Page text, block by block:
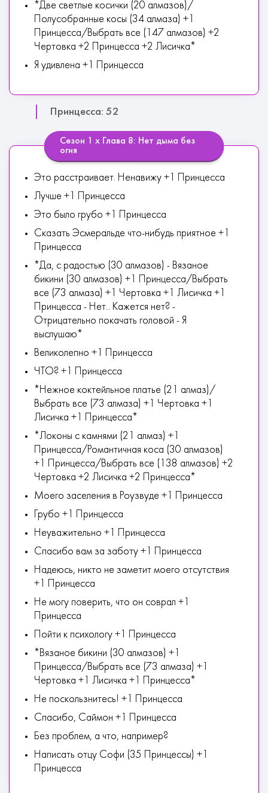
*Две светлые косички (20 алмазов)/
Полусобранные косы (34 алмаза) +1
Принцесса/Выбрать все (147 алмазов) +2
Чертовка +2 Принцесса +2 Лисичка*
Я удивлена +1 Принцесса
Принцесса: 52
Сезон 1 х Глава 8: Нет дыма без
огня
Это расстраивает. Ненавижу +1 Принцесса
Лучше +1 Принцесса
Это было грубо +1 Принцесса
Сказать Эсмеральде что-нибудь приятное +1
Принцесса
*Да, с радостью (30 алмазов) - Вязаное
бикини (30 алмазов) +1 Принцесса/Выбрать
все (73 алмаза) +1 Чертовка +1 Лисичка +1
Принцесса - Нет.. Кажется нет? -
Отрицательно покачать головой - Я
выслушаю*
Великолепно +1 Принцесса
ЧТО? +1 Принцесса
*Нежное коктейльное платье (21 алмаз)/
Выбрать все (73 алмаза) +1 Чертовка +1
Лисичка +1 Принцесса*
*Локоны с камнями (21 алмаз) +1
Принцесса/Романтичная коса (30 алмазов)
+1 Принцесса/Выбрать все (138 алмазов) +2
Чертовка +2 Лисичка +2 Принцесса*
Моего заселения в Роузвуде +1 Принцесса
Грубо +1 Принцесса
Неуважительно +1 Принцесса
Спасибо вам за заботу +1 Принцесса
Надеюсь, никто не заметит моего отсутствия
+1 Принцесса
Не могу поверить, что он соврал +1
Принцесса
Пойти к психологу +1 Принцесса
*Вязаное бикини (30 алмазов) +1
Принцесса/Выбрать все (73 алмаза) +1
Чертовка +1 Лисичка +1 Принцесса*
Не поскользнитесь! +1 Принцесса
Спасибо, Саймон +1 Принцесса
Без проблем, а что, например?
Написать отцу Софи (35 Принцессы) +1
Принцесса